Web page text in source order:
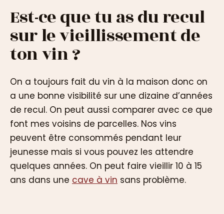
Est-ce que tu as du recul
sur le vieillissement de
ton vin ?
On a toujours fait du vin à la maison donc on
a une bonne visibilité sur une dizaine d’années
de recul. On peut aussi comparer avec ce que
font mes voisins de parcelles. Nos vins
peuvent être consommés pendant leur
jeunesse mais si vous pouvez les attendre
quelques années. On peut faire vieillir 10 à 15
ans dans une cave à vin sans problème.